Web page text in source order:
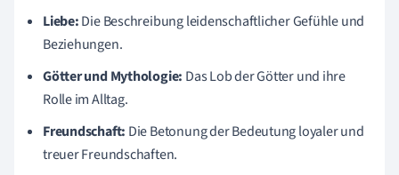
Liebe:Die Beschreibung leidenschaftlicher Gefühle und
Beziehungen.
Götter und Mythologie: Das Lob der Götter und ihre
Rolle im Alltag.
Freundschaft: Die Betonung der Bedeutung loyaler und
treuer Freundschaften.